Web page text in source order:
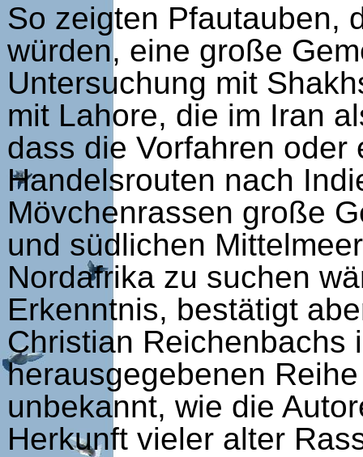
So zeigten Pfautauben,
würden, eine große
Untersuchung mit
mit Lahore, die im Iran
dass die Vorfahren oder
Handelsrouten nach
Mövchenrassen große
und südlichen
Nordafrika zu suchen
Erkenntnis, bestätigt
Christian Reichenbachs
herausgegebenen
unbekannt, wie die
Herkunft vieler alter